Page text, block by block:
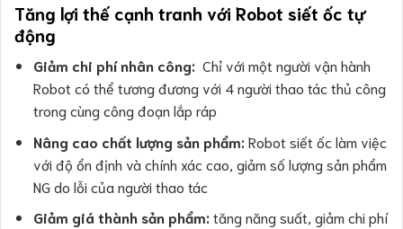
Tăng lợi thế cạnh tranh với Robot siết ốc tự
động
Giảm chi phí nhân công: Chỉ với một người vận hành
Robot có thể tương đương với 4 người thao tác thủ công
trong cùng công đoạn lắp ráp
Nâng cao chất lượng sản phẩm: Robot siết ốc làm việc
với độ ổn định và chính xác cao, giảm số lượng sản phẩm
NG do lỗi của người thao tác
Giảm giá thành sản phẩm: tăng năng suất, giảm chi phí